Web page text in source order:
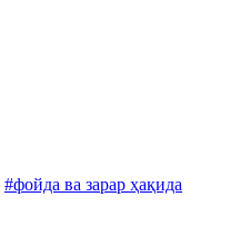
#фойда ва зарар ҳақида